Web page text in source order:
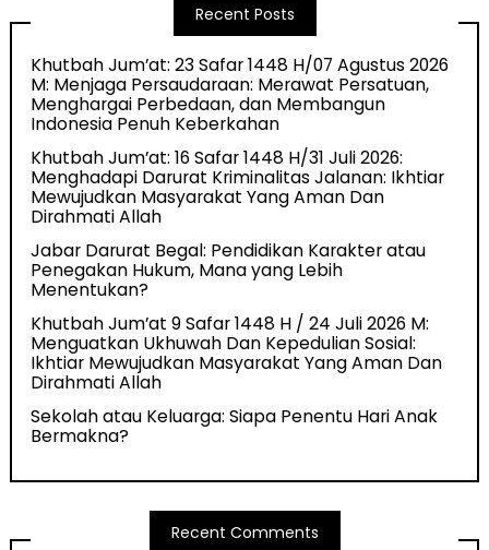
Recent Posts
Khutbah Jum’at: 23 Safar 1448 H/07 Agustus 2026
M: Menjaga Persaudaraan: Merawat Persatuan,
Menghargai Perbedaan, dan Membangun
Indonesia Penuh Keberkahan
Khutbah Jum’at: 16 Safar 1448 H/31 Juli 2026:
Menghadapi Darurat Kriminalitas Jalanan: Ikhtiar
Mewujudkan Masyarakat Yang Aman Dan
Dirahmati Allah
Jabar Darurat Begal: Pendidikan Karakter atau
Penegakan Hukum, Mana yang Lebih
Menentukan?
Khutbah Jum’at 9 Safar 1448 H / 24 Juli 2026 M:
Menguatkan Ukhuwah Dan Kepedulian Sosial:
Ikhtiar Mewujudkan Masyarakat Yang Aman Dan
Dirahmati Allah
Sekolah atau Keluarga: Siapa Penentu Hari Anak
Bermakna?
Recent Comments